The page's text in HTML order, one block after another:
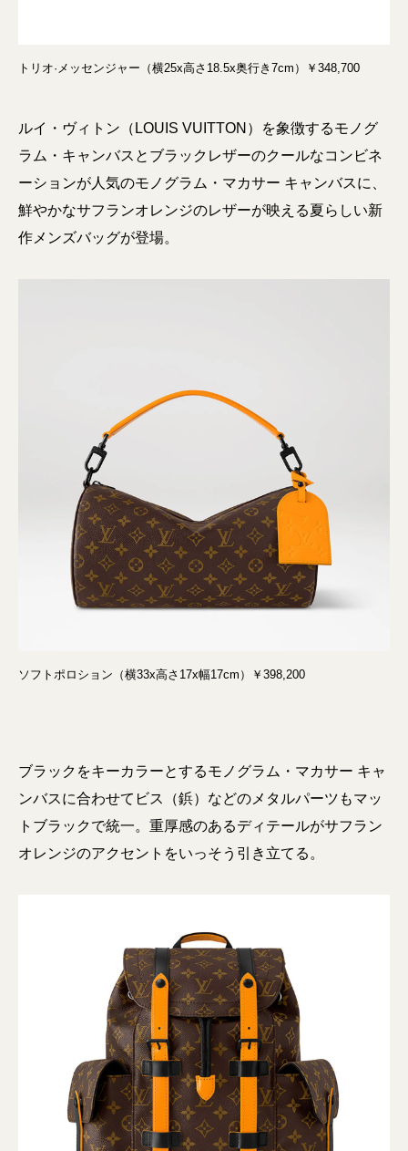
トリオ·メッセンジャー（横25x高さ18.5x奥行き7cm）￥348,700
ルイ・ヴィトン（LOUIS VUITTON）を象徴するモノグ
ラム・キャンバスとブラックレザーのクールなコンビネ
ーションが人気のモノグラム・マカサー キャンバスに、
鮮やかなサフランオレンジのレザーが映える夏らしい新
作メンズバッグが登場。
ソフトポロション（横33x高さ17x幅17cm）￥398,200
ブラックをキーカラーとするモノグラム・マカサー キャ
ンバスに合わせてビス（鋲）などのメタルパーツもマッ
トブラックで統一。重厚感のあるディテールがサフラン
オレンジのアクセントをいっそう引き立てる。